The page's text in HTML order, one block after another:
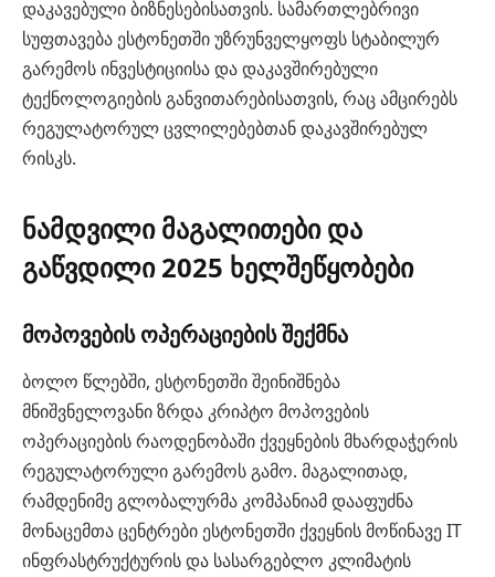
დაკავებული ბიზნესებისათვის. სამართლებრივი
სუფთავება ესტონეთში უზრუნველყოფს სტაბილურ
გარემოს ინვესტიციისა და დაკავშირებული
ტექნოლოგიების განვითარებისათვის, რაც ამცირებს
რეგულატორულ ცვლილებებთან დაკავშირებულ
რისკს.
ნამდვილი მაგალითები და
გაწვდილი 2025 ხელშეწყობები
მოპოვების ოპერაციების შექმნა
ბოლო წლებში, ესტონეთში შეინიშნება
მნიშვნელოვანი ზრდა კრიპტო მოპოვების
ოპერაციების რაოდენობაში ქვეყნების მხარდაჭერის
რეგულატორული გარემოს გამო. მაგალითად,
რამდენიმე გლობალურმა კომპანიამ დააფუძნა
მონაცემთა ცენტრები ესტონეთში ქვეყნის მოწინავე IT
ინფრასტრუქტურის და სასარგებლო კლიმატის